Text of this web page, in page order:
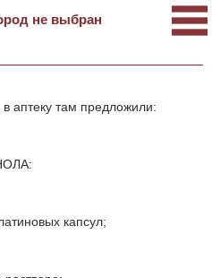
не выбран
аптеку там предложили:
капсул;